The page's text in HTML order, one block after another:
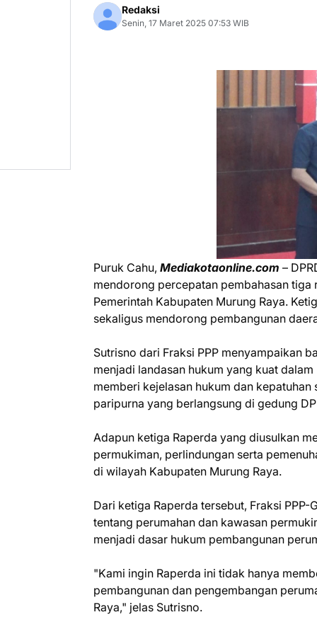
Redaksi
Senin, 17 Maret 2025 07:53 WIB
‎Puruk Cahu, Mediakotaonline.com –
mendorong percepatan pembahasan
Pemerintah Kabupaten Murung Raya.
sekaligus mendorong pembangunan
‎Sutrisno dari Fraksi PPP menyampaikan
menjadi landasan hukum yang kuat
memberi kejelasan hukum dan
paripurna yang berlangsung di gedung
‎Adapun ketiga Raperda yang diusulkan
permukiman, perlindungan serta
di wilayah Kabupaten Murung Raya.
‎Dari ketiga Raperda tersebut, Fraksi
tentang perumahan dan kawasan
menjadi dasar hukum pembangunan
‎"Kami ingin Raperda ini tidak hanya
pembangunan dan pengembangan
Raya," jelas Sutrisno.